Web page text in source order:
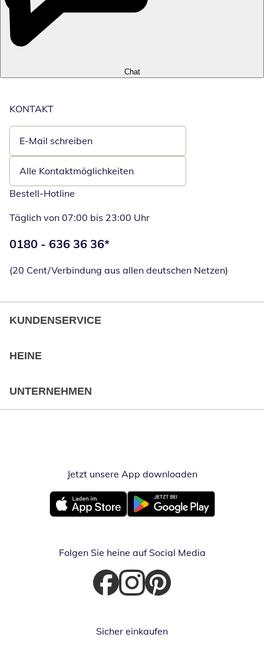
Chat
KONTAKT
E-Mail schreiben
Öffnet E-Mail-Client
Alle Kontaktmöglichkeiten
Bestell-Hotline
Täglich von 07:00 bis 23:00 Uhr
Telefonnummer:
0180 - 636 36 36*
(20 Cent/Verbindung aus allen deutschen Netzen)
KUNDENSERVICE
HEINE
UNTERNEHMEN
Jetzt unsere App downloadenÖffnet in
Öffnet in neuem FensterÖffnet in neuem Fenster
Folgen Sie heine auf Social Media
Öffnet in neuem Fenster
Öffnet in neuem Fenster
Öffnet in neuem Fenster
Sicher einkaufen